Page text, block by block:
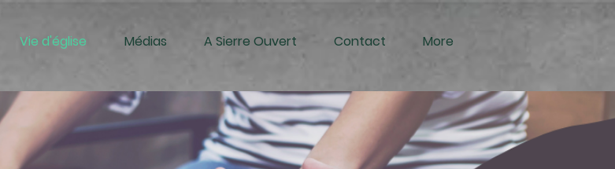
Vie d'église Médias A Sierre Ouvert Contact More